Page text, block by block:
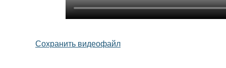
Сохранить видеофайл